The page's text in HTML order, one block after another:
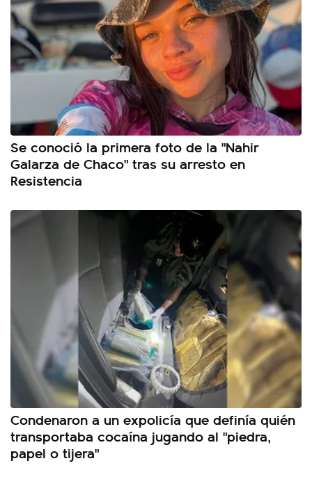
Se conoció la primera foto de la "Nahir
Galarza de Chaco" tras su arresto en
Resistencia
Condenaron a un expolicía que definía quién
transportaba cocaína jugando al "piedra,
papel o tijera"